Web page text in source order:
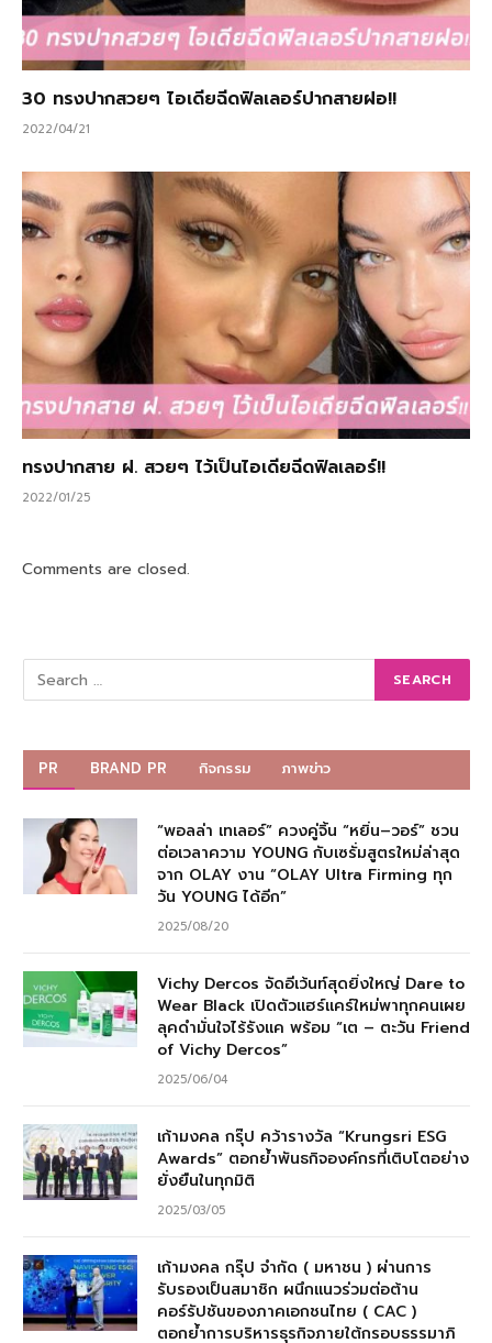
30 ทรงปากสวยๆ ไอเดียฉีดฟิลเลอร์ปากสายฝอ!!
2022/04/21
ทรงปากสาย ฝ. สวยๆ ไว้เป็นไอเดียฉีดฟิลเลอร์!!
2022/01/25
Comments are closed.
PR BRAND PR กิจกรรม ภาพข่าว
“พอลล่า เทเลอร์” ควงคู่จิ้น “หยิ่น–วอร์” ชวน
ต่อเวลาความ YOUNG กับเซรั่มสูตรใหม่ล่าสุด
จาก OLAY งาน “OLAY Ultra Firming ทุก
วัน YOUNG ได้อีก”
2025/08/20
Vichy Dercos จัดอีเว้นท์สุดยิ่งใหญ่ Dare to
Wear Black เปิดตัวแฮร์แคร์ใหม่พาทุกคนเผย
ลุคดำมั่นใจไร้รังแค พร้อม “เต – ตะวัน Friend
of Vichy Dercos”
2025/06/04
เก้ามงคล กรุ๊ป คว้ารางวัล “Krungsri ESG
Awards” ตอกย้ำพันธกิจองค์กรที่เติบโตอย่าง
ยั่งยืนในทุกมิติ
2025/03/05
เก้ามงคล กรุ๊ป จำกัด ( มหาชน ) ผ่านการ
รับรองเป็นสมาชิก ผนึกแนวร่วมต่อต้าน
คอร์รัปชันของภาคเอกชนไทย ( CAC )
ตอกย้ำการบริหารธุรกิจภายใต้กรอบธรรมาภิ